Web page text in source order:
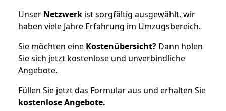
Unser Netzwerk ist sorgfältig ausgewählt, wir
haben viele Jahre Erfahrung im Umzugsbereich.
Sie möchten eine Kostenübersicht? Dann holen
Sie sich jetzt kostenlose und unverbindliche
Angebote.
Füllen Sie jetzt das Formular aus und erhalten Sie
kostenloseAngebote.